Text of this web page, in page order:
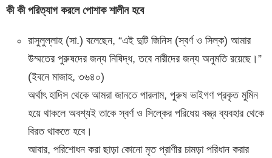
কী কী পরিত্যাগ করলে পোশাক শালীন হবে
রাসুলুল্লাহ (সা.) বলেছেন, “এই দুটি জিনিস (স্বর্ণ ও সিল্ক) আমার
উম্মতের পুরুষদের জন্য নিষিদ্ধ, তবে নারীদের জন্য অনুমতি রয়েছে।”
(ইবনে মাজাহ, ৩৬৪০)
অর্থাৎ হাদিস থেকে আমরা জানতে পারলাম, পুরুষ ভাইগণ প্রকৃত মুমিন
হয়ে থাকলে অবশ্যই তাকে স্বর্ণ ও সিল্কের পরিধেয় বস্ত্র ব্যবহার থেকে
বিরত থাকতে হবে।
আবার, পরিশোধন করা ছাড়া কোনো মৃত প্রাণীর চামড়া পরিধান করার